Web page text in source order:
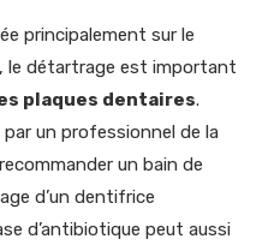
principalement sur le
le détartrage est important
plaques dentaires.
un professionnel de la
un bain de
d’un dentifrice
d’antibiotique peut aussi